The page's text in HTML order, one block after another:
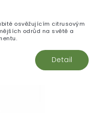
Detail
osvěžujícím citrusovým
odrůd na světě a